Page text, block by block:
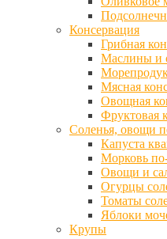
Консервация
Грибная
Маслины и
Мясная
Овощная
Фруктовая
Соленья, овощи
Капуста
Морковь
Овощи и
Огурцы
Томаты
Яблоки
Крупы